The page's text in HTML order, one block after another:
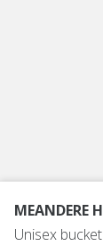
MEANDERE
Unisex